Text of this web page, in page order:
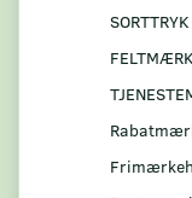
SORTTRYK